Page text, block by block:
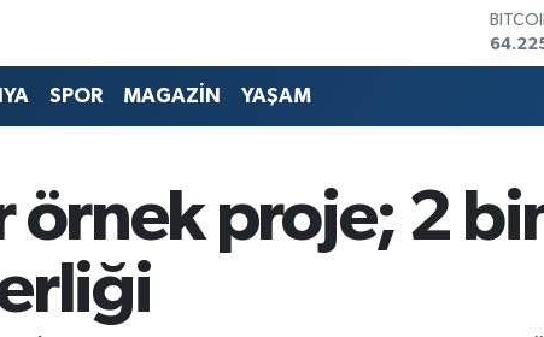
SPOR MAGAZİN YAŞAM
örnek proje; 2